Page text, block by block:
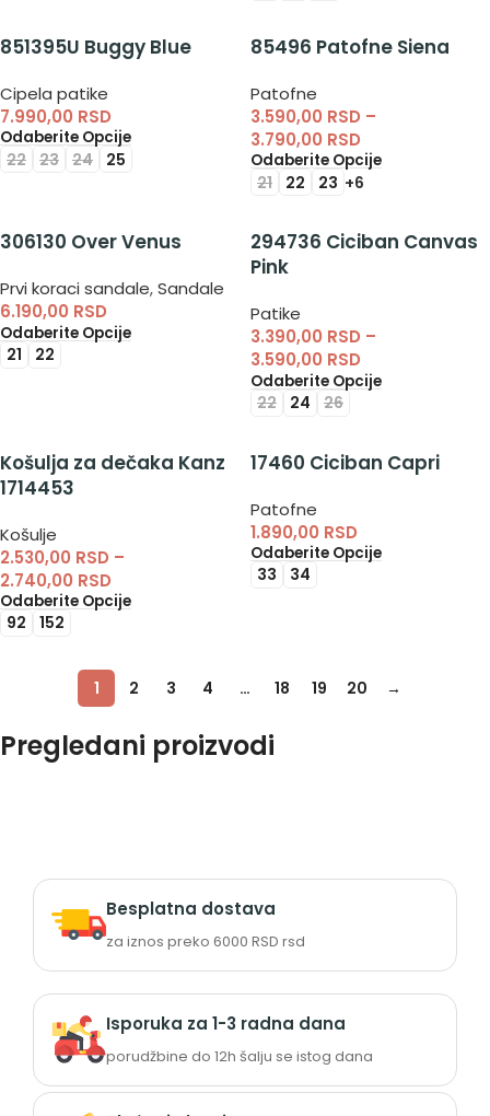
851395U Buggy Blue
Cipela patike
7.990,00 RSD
Odaberite Opcije
22 23 24 25
85496 Patofne Siena
Patofne
3.590,00 RSD –
3.790,00 RSD
Odaberite Opcije
21 22 23 +6
306130 Over Venus
Prvi koraci sandale,Sandale
6.190,00 RSD
Odaberite Opcije
21 22
294736 Ciciban Canvas
Pink
Patike
3.390,00 RSD –
3.590,00 RSD
Odaberite Opcije
22 24 26
Košulja za dečaka Kanz
1714453
Košulje
2.530,00 RSD –
2.740,00 RSD
Odaberite Opcije
92 152
17460 Ciciban Capri
Patofne
1.890,00 RSD
Odaberite Opcije
33 34
1 2 3 4 … 18 19 20 →
Pregledani proizvodi
Besplatna dostava
za iznos preko 6000 RSD rsd
Isporuka za 1-3 radna dana
porudžbine do 12h šalju se istog dana